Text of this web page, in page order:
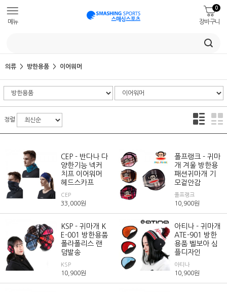
메뉴 장바구니
0
의류 방한용품 이어워머
정렬
CEP - 반다나 다
양한기능 넥커
치프 이어워머
헤드스카프
CEP
33,000원
폴프랭크 - 귀마
개 겨울 방한용
패션귀마개 기
모겉안감
폴프랭크
10,900원
KSP - 귀마개 K
E-001 방한용품
폴라폴리스 랜
덤발송
KSP
10,900원
아티나 - 귀마개
ATE-901 방한
용품 벨보아 심
플디자인
아티나
10,900원